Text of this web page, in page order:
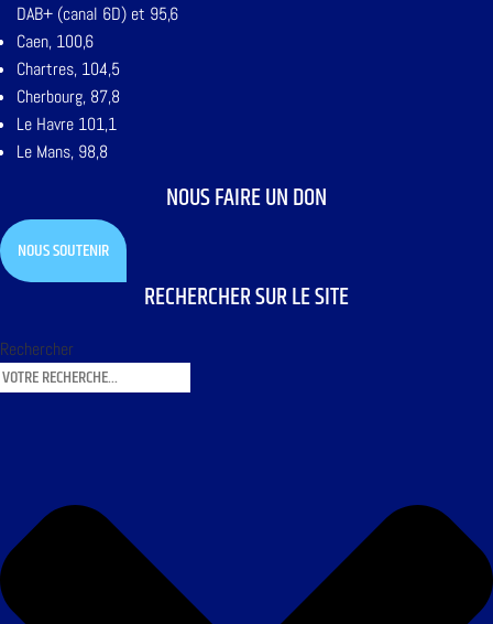
DAB+ (canal 6D) et 95,6
Caen, 100,6
Chartres, 104,5
Cherbourg, 87,8
Le Havre 101,1
Le Mans, 98,8
NOUS FAIRE UN DON
NOUS SOUTENIR
RECHERCHER SUR LE SITE
Rechercher